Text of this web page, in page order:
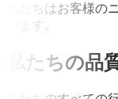
私たちはお客様の
います。
私たちの品